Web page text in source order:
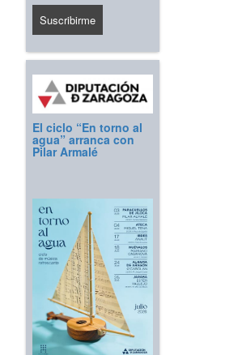
El ciclo “En torno al
agua” arranca con
Pilar Armalé